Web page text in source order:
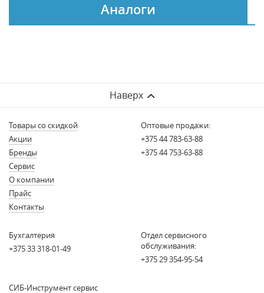
Аналоги
Наверх
Товары со скидкой
Акции
Бренды
Сервис
О компании
Прайс
Контакты
Оптовые продажи:
+375 44 783-63-88
+375 44 753-63-88
Бухгалтерия
+375 33 318-01-49
Отдел сервисного
обслуживания:
+375 29 354-95-54
СИБ-Инструмент сервис